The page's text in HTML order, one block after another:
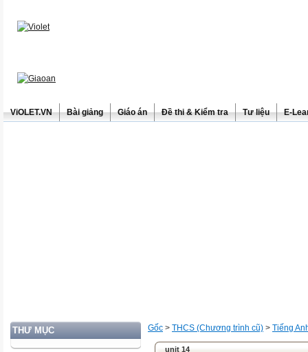
ViOLET.VN Bài giảng Giáo án Đề thi & Kiểm tra Tư liệu E-
THƯ MỤC Gốc > THCS (Chương trình cũ) > Tiếng
unit 14